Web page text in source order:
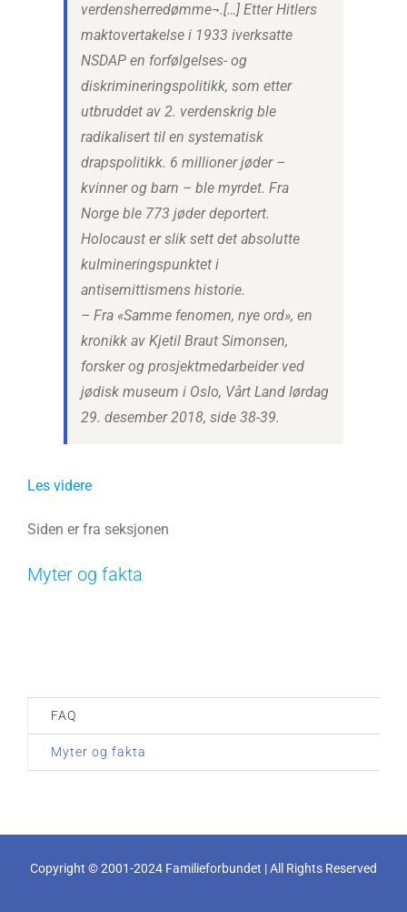
verdensherredømme¬.[…] Etter Hitlers
maktovertakelse i 1933 iverksatte
NSDAP en forfølgelses- og
diskrimineringspolitikk, som etter
utbruddet av 2. verdenskrig ble
radikalisert til en systematisk
drapspolitikk. 6 millioner jøder –
kvinner og barn – ble myrdet. Fra
Norge ble 773 jøder deportert.
Holocaust er slik sett det absolutte
kulmineringspunktet i
antisemittismens historie.
– Fra «Samme fenomen, nye ord», en
kronikk av Kjetil Braut Simonsen,
forsker og prosjektmedarbeider ved
jødisk museum i Oslo, Vårt Land lørdag
29. desember 2018, side 38-39.
Les videre
Siden er fra seksjonen
Myter og fakta
FAQ
Myter og fakta
Copyright © 2001-2024 Familieforbundet | All Rights Reserved